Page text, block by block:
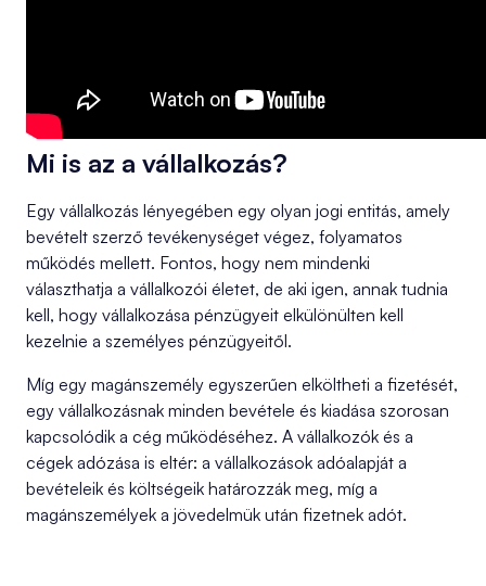
Mi is az a vállalkozás?
Egy vállalkozás lényegében egy olyan jogi entitás, amely
bevételt szerző tevékenységet végez, folyamatos
működés mellett. Fontos, hogy nem mindenki
választhatja a vállalkozói életet, de aki igen, annak tudnia
kell, hogy vállalkozása pénzügyeit elkülönülten kell
kezelnie a személyes pénzügyeitől.
Míg egy magánszemély egyszerűen elköltheti a fizetését,
egy vállalkozásnak minden bevétele és kiadása szorosan
kapcsolódik a cég működéséhez. A vállalkozók és a
cégek adózása is eltér: a vállalkozások adóalapját a
bevételeik és költségeik határozzák meg, míg a
magánszemélyek a jövedelmük után fizetnek adót.